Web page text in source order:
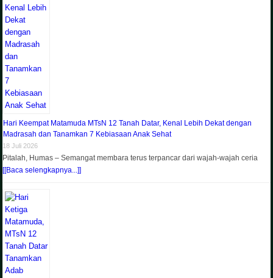
Hari Keempat Matamuda MTsN 12 Tanah Datar, Kenal Lebih Dekat dengan
Madrasah dan Tanamkan 7 Kebiasaan Anak Sehat
18 Juli 2026
Pitalah, Humas – Semangat membara terus terpancar dari wajah-wajah ceria
[[Baca selengkapnya...]]